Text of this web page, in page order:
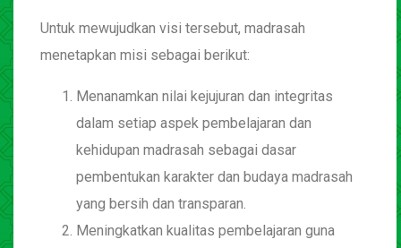
Untuk mewujudkan visi tersebut, madrasah
menetapkan misi sebagai berikut:
Menanamkan nilai kejujuran dan integritas
dalam setiap aspek pembelajaran dan
kehidupan madrasah sebagai dasar
pembentukan karakter dan budaya madrasah
yang bersih dan transparan.
Meningkatkan kualitas pembelajaran guna